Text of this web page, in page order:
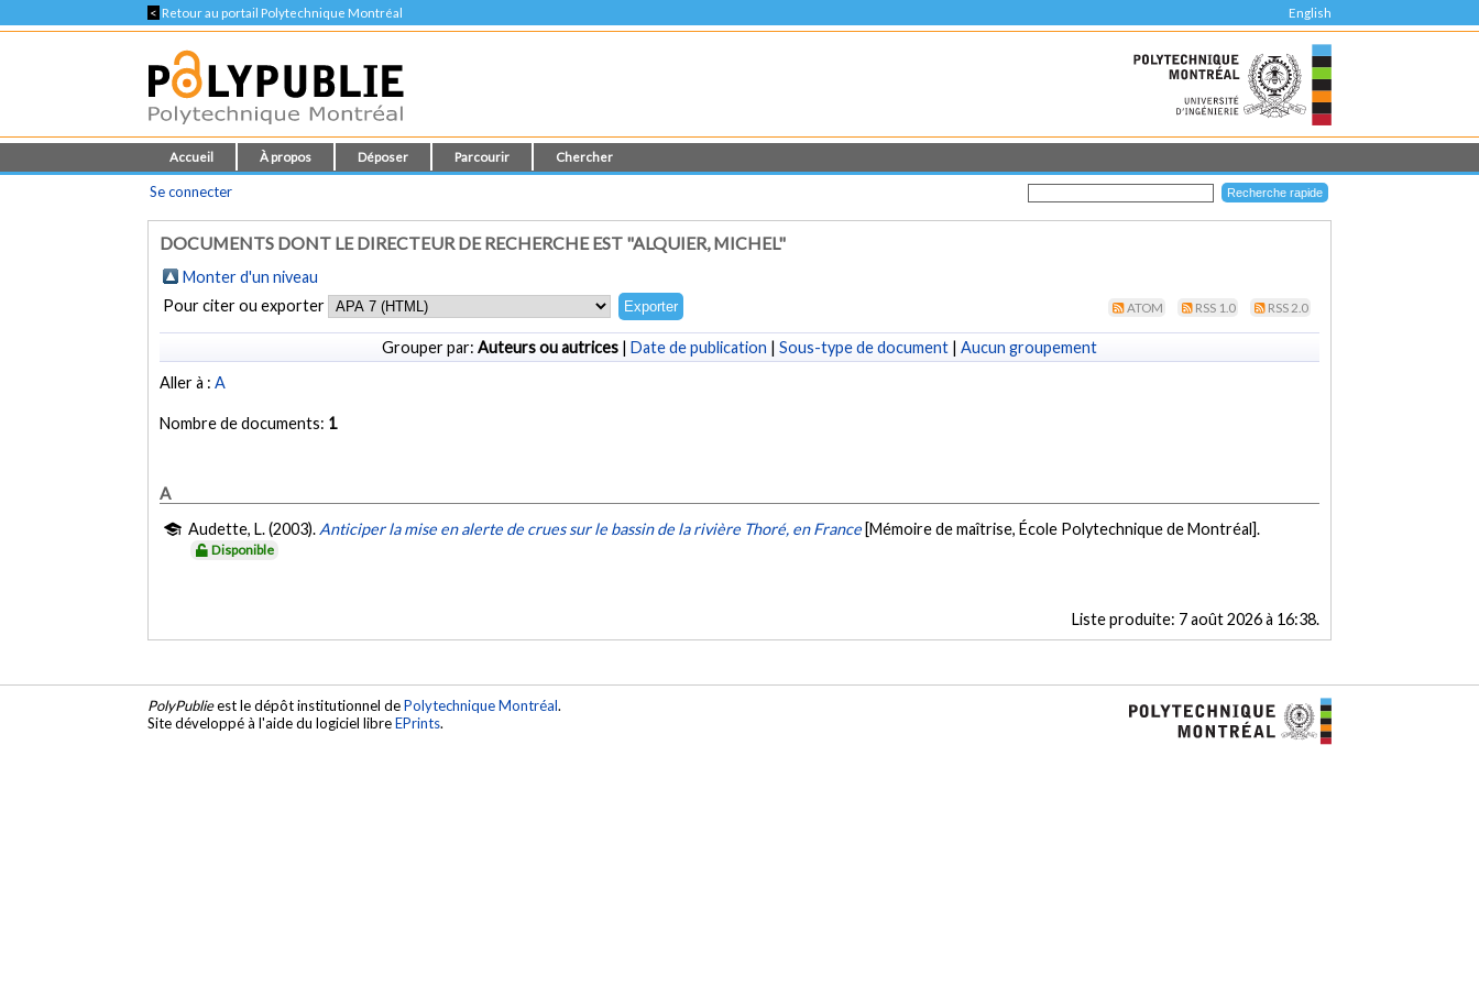
< Retour au portail Polytechnique Montréal English
Accueil À propos Déposer Parcourir Chercher
Se connecter
DOCUMENTS DONT LE DIRECTEUR DE RECHERCHE EST "ALQUIER, MICHEL"
Monter d'un niveau
Pour citer ou exporter
ATOM RSS 1.0 RSS 2.0
Grouper par: Auteurs ou autrices | Date de publication | Sous-type de document | Aucun groupement
Aller à :A
Nombre de documents: 1
A
Audette, L. (2003). Anticiper la mise en alerte de crues sur le bassin de la rivière Thoré, en France [Mémoire de maîtrise, École Polytechnique de Montréal].
Disponible
Liste produite: 7 août 2026 à 16:38.
PolyPublieest le dépôt institutionnel dePolytechnique Montréal.
Site développé à l'aide du logiciel libreEPrints.